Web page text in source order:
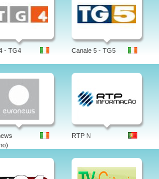
- TG4 Canale 5 - TG5
RTP N